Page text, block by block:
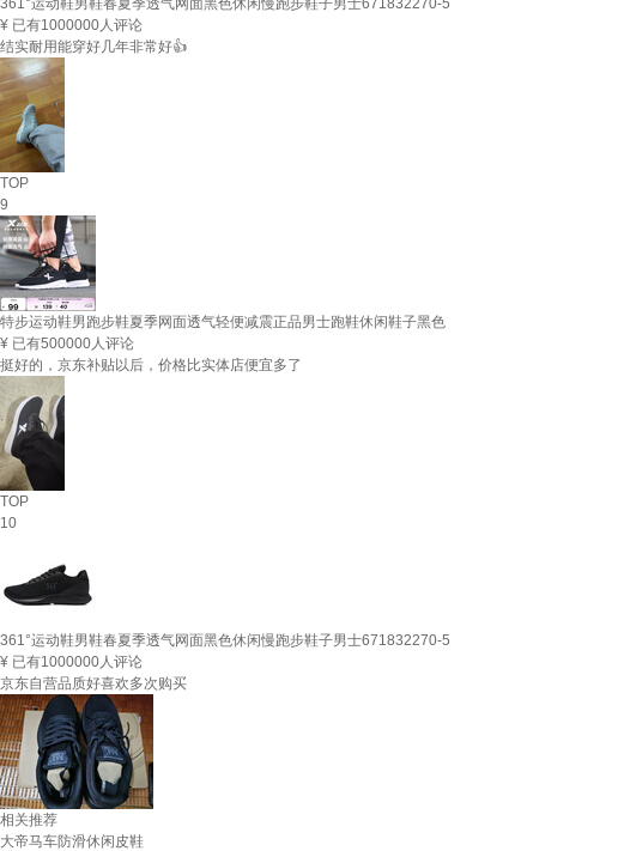
361°运动鞋男鞋春夏季透气网面黑色休闲慢跑步鞋子男士671832270-5
¥ 已有1000000人评论
结实耐用能穿好几年非常好👍
TOP
9
特步运动鞋男跑步鞋夏季网面透气轻便减震正品男士跑鞋休闲鞋子黑色
¥ 已有500000人评论
挺好的，京东补贴以后，价格比实体店便宜多了
TOP
10
361°运动鞋男鞋春夏季透气网面黑色休闲慢跑步鞋子男士671832270-5
¥ 已有1000000人评论
京东自营品质好喜欢多次购买
相关推荐
大帝马车防滑休闲皮鞋